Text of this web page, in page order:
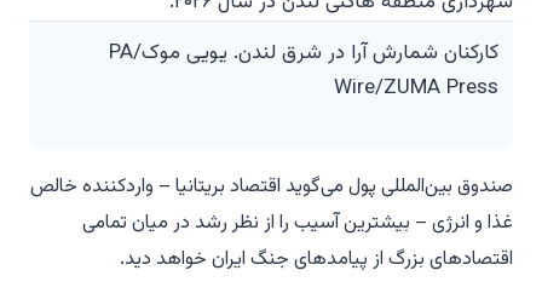
کارکنان شمارش آرا در شرق لندن. یویی موک/PA
Wire/ZUMA Press
صندوق بین‌المللی پول می‌گوید اقتصاد بریتانیا – واردکننده خالص
غذا و انرژی – بیشترین آسیب را از نظر رشد در میان تمامی
اقتصادهای بزرگ از پیامدهای جنگ ایران خواهد دید.